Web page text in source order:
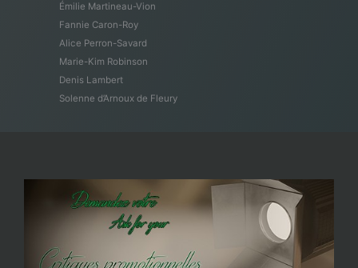
Émilie Martineau-Vion
Fannie Caron-Roy
Alice Perron-Savard
Marie-Kim Robinson
Denis Lambert
Solenne d’Arnoux de Fleury